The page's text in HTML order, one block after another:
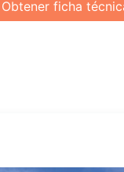
del escobero